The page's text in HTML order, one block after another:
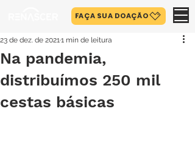
FAÇA SUA DOAÇÃO
Na pandemia,
distribuímos 250 mil
cestas básicas
23 de dez. de 20211 min de leitura